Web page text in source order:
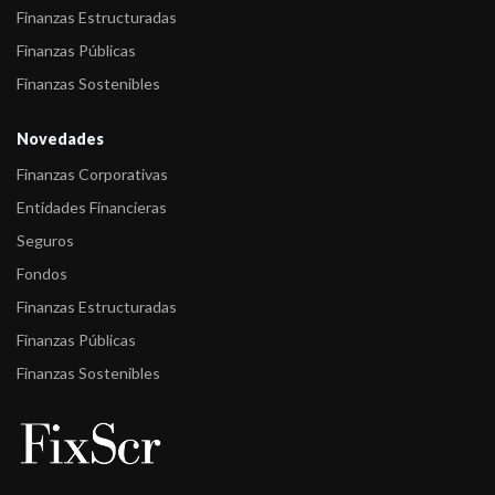
Largo Plazo d ...
Finanzas Estructuradas
Finanzas Públicas
Finanzas Sostenibles
Novedades
Finanzas Corporativas
Entidades Financieras
Seguros
Fondos
Finanzas Estructuradas
Finanzas Públicas
Finanzas Sostenibles